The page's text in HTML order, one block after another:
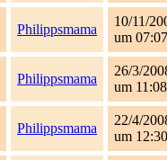
Philippsmama
10/11/
um 07:07
Philippsmama
26/3/
um 11:08
Philippsmama
22/4/
um 12:30